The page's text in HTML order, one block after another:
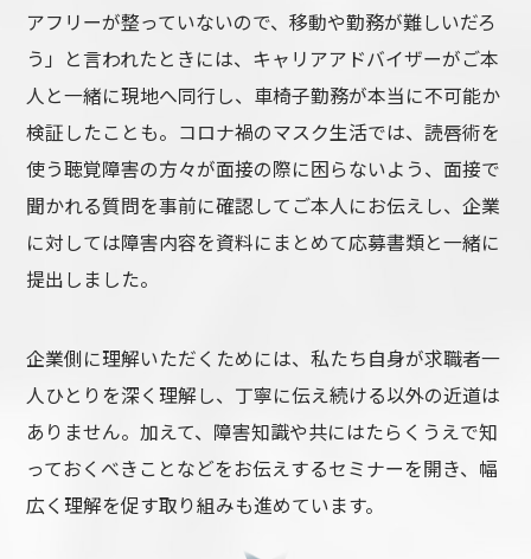
アフリーが整っていないので、移動や勤務が難しいだろ
う」と言われたときには、キャリアアドバイザーがご本
人と一緒に現地へ同行し、車椅子勤務が本当に不可能か
検証したことも。コロナ禍のマスク生活では、読唇術を
使う聴覚障害の方々が面接の際に困らないよう、面接で
聞かれる質問を事前に確認してご本人にお伝えし、企業
に対しては障害内容を資料にまとめて応募書類と一緒に
提出しました。
企業側に理解いただくためには、私たち自身が求職者一
人ひとりを深く理解し、丁寧に伝え続ける以外の近道は
ありません。加えて、障害知識や共にはたらくうえで知
っておくべきことなどをお伝えするセミナーを開き、幅
広く理解を促す取り組みも進めています。